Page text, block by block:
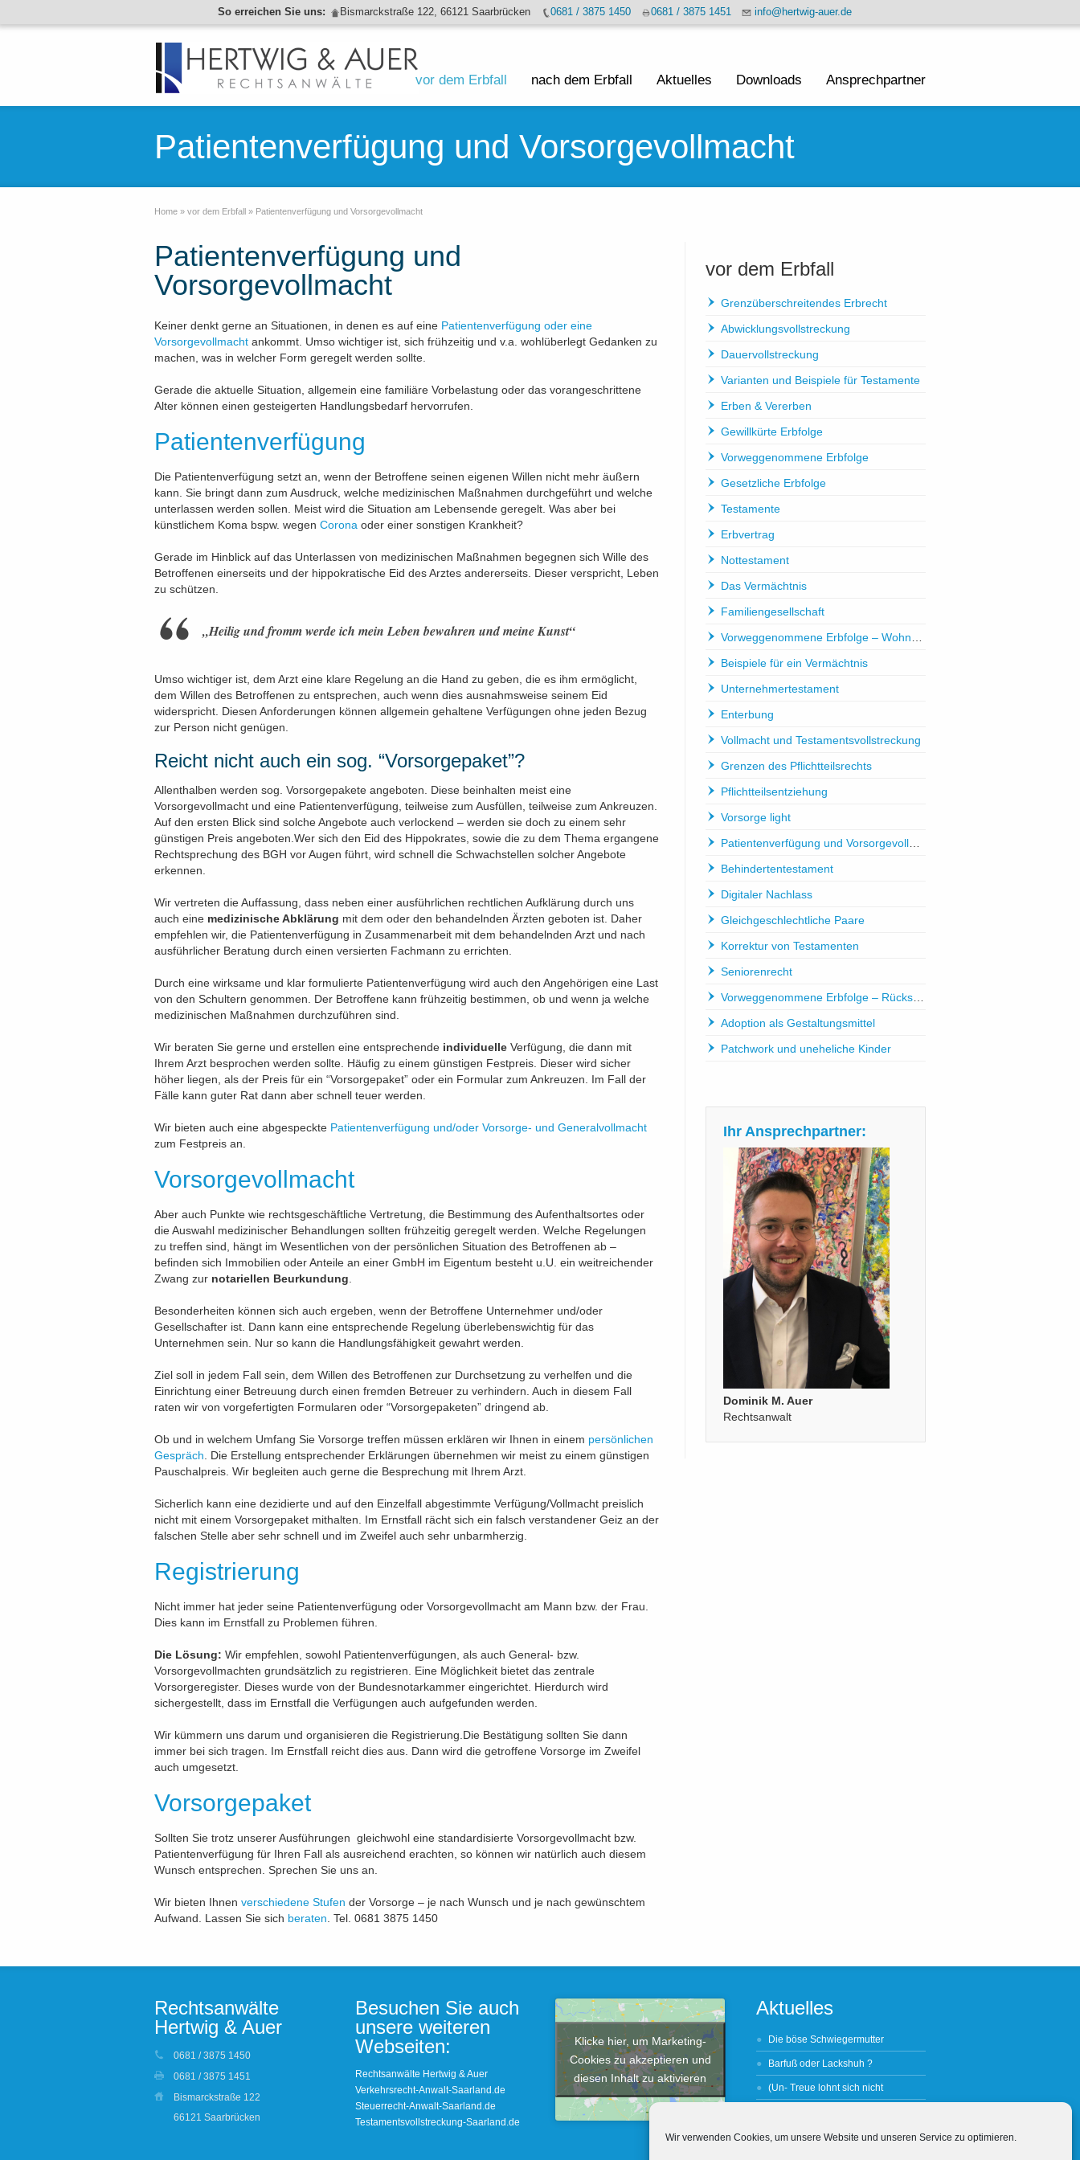
Wir verwenden Cookies, um unsere Website und unseren Service zu optimieren.
So erreichen Sie uns: Bismarckstraße 122, 66121 Saarbrücken 0681 / 3875 1450 0681 / 3875 1451 info@hertwig-auer.de
vor dem Erbfall nach dem Erbfall Aktuelles Downloads Ansprechpartner
Patientenverfügung und Vorsorgevollmacht
Home » vor dem Erbfall » Patientenverfügung und Vorsorgevollmacht
Patientenverfügung und
Vorsorgevollmacht
Keiner denkt gerne an Situationen, in denen es auf eine Patientenverfügung oder eine
Vorsorgevollmacht ankommt. Umso wichtiger ist, sich frühzeitig und v.a. wohlüberlegt Gedanken zu
machen, was in welcher Form geregelt werden sollte.
Gerade die aktuelle Situation, allgemein eine familiäre Vorbelastung oder das vorangeschrittene
Alter können einen gesteigerten Handlungsbedarf hervorrufen.
Patientenverfügung
Die Patientenverfügung setzt an, wenn der Betroffene seinen eigenen Willen nicht mehr äußern
kann. Sie bringt dann zum Ausdruck, welche medizinischen Maßnahmen durchgeführt und welche
unterlassen werden sollen. Meist wird die Situation am Lebensende geregelt. Was aber bei
künstlichem Koma bspw. wegen Corona oder einer sonstigen Krankheit?
Gerade im Hinblick auf das Unterlassen von medizinischen Maßnahmen begegnen sich Wille des
Betroffenen einerseits und der hippokratische Eid des Arztes andererseits. Dieser verspricht, Leben
zu schützen.
„Heilig und fromm werde ich mein Leben bewahren und meine Kunst“
Umso wichtiger ist, dem Arzt eine klare Regelung an die Hand zu geben, die es ihm ermöglicht,
dem Willen des Betroffenen zu entsprechen, auch wenn dies ausnahmsweise seinem Eid
widerspricht. Diesen Anforderungen können allgemein gehaltene Verfügungen ohne jeden Bezug
zur Person nicht genügen.
Reicht nicht auch ein sog. “Vorsorgepaket”?
Allenthalben werden sog. Vorsorgepakete angeboten. Diese beinhalten meist eine
Vorsorgevollmacht und eine Patientenverfügung, teilweise zum Ausfüllen, teilweise zum Ankreuzen.
Auf den ersten Blick sind solche Angebote auch verlockend – werden sie doch zu einem sehr
günstigen Preis angeboten.Wer sich den Eid des Hippokrates, sowie die zu dem Thema ergangene
Rechtsprechung des BGH vor Augen führt, wird schnell die Schwachstellen solcher Angebote
erkennen.
Wir vertreten die Auffassung, dass neben einer ausführlichen rechtlichen Aufklärung durch uns
auch eine medizinische Abklärung mit dem oder den behandelnden Ärzten geboten ist. Daher
empfehlen wir, die Patientenverfügung in Zusammenarbeit mit dem behandelnden Arzt und nach
ausführlicher Beratung durch einen versierten Fachmann zu errichten.
Durch eine wirksame und klar formulierte Patientenverfügung wird auch den Angehörigen eine Last
von den Schultern genommen. Der Betroffene kann frühzeitig bestimmen, ob und wenn ja welche
medizinischen Maßnahmen durchzuführen sind.
Wir beraten Sie gerne und erstellen eine entsprechende individuelle Verfügung, die dann mit
Ihrem Arzt besprochen werden sollte. Häufig zu einem günstigen Festpreis. Dieser wird sicher
höher liegen, als der Preis für ein “Vorsorgepaket” oder ein Formular zum Ankreuzen. Im Fall der
Fälle kann guter Rat dann aber schnell teuer werden.
Wir bieten auch eine abgespeckte Patientenverfügung und/oder Vorsorge- und Generalvollmacht
zum Festpreis an.
Vorsorgevollmacht
Aber auch Punkte wie rechtsgeschäftliche Vertretung, die Bestimmung des Aufenthaltsortes oder
die Auswahl medizinischer Behandlungen sollten frühzeitig geregelt werden. Welche Regelungen
zu treffen sind, hängt im Wesentlichen von der persönlichen Situation des Betroffenen ab –
befinden sich Immobilien oder Anteile an einer GmbH im Eigentum besteht u.U. ein weitreichender
Zwang zur notariellen Beurkundung
Besonderheiten können sich auch ergeben, wenn der Betroffene Unternehmer und/oder
Gesellschafter ist. Dann kann eine entsprechende Regelung überlebenswichtig für das
Unternehmen sein. Nur so kann die Handlungsfähigkeit gewahrt werden.
Ziel soll in jedem Fall sein, dem Willen des Betroffenen zur Durchsetzung zu verhelfen und die
Einrichtung einer Betreuung durch einen fremden Betreuer zu verhindern. Auch in diesem Fall
raten wir von vorgefertigten Formularen oder “Vorsorgepaketen” dringend ab.
Ob und in welchem Umfang Sie Vorsorge treffen müssen erklären wir Ihnen in einem persönlichen
Gespräch . Die Erstellung entsprechender Erklärungen übernehmen wir meist zu einem günstigen
Pauschalpreis. Wir begleiten auch gerne die Besprechung mit Ihrem Arzt.
Sicherlich kann eine dezidierte und auf den Einzelfall abgestimmte Verfügung/Vollmacht preislich
nicht mit einem Vorsorgepaket mithalten. Im Ernstfall rächt sich ein falsch verstandener Geiz an der
falschen Stelle aber sehr schnell und im Zweifel auch sehr unbarmherzig.
Registrierung
Nicht immer hat jeder seine Patientenverfügung oder Vorsorgevollmacht am Mann bzw. der Frau.
Dies kann im Ernstfall zu Problemen führen.
Die Lösung: Wir empfehlen, sowohl Patientenverfügungen, als auch General- bzw.
Vorsorgevollmachten grundsätzlich zu registrieren. Eine Möglichkeit bietet das zentrale
Vorsorgeregister. Dieses wurde von der Bundesnotarkammer eingerichtet. Hierdurch wird
sichergestellt, dass im Ernstfall die Verfügungen auch aufgefunden werden.
Wir kümmern uns darum und organisieren die Registrierung.Die Bestätigung sollten Sie dann
immer bei sich tragen. Im Ernstfall reicht dies aus. Dann wird die getroffene Vorsorge im Zweifel
auch umgesetzt.
Vorsorgepaket
Sollten Sie trotz unserer Ausführungen gleichwohl eine standardisierte Vorsorgevollmacht bzw.
Patientenverfügung für Ihren Fall als ausreichend erachten, so können wir natürlich auch diesem
Wunsch entsprechen. Sprechen Sie uns an.
Wir bieten Ihnen verschiedene Stufen der Vorsorge – je nach Wunsch und je nach gewünschtem
Aufwand. Lassen Sie sich beraten . Tel. 0681 3875 1450
vor dem Erbfall
Grenzüberschreitendes Erbrecht
Abwicklungsvollstreckung
Dauervollstreckung
Varianten und Beispiele für Testamente
Erben & Vererben
Gewillkürte Erbfolge
Vorweggenommene Erbfolge
Gesetzliche Erbfolge
Testamente
Erbvertrag
Nottestament
Das Vermächtnis
Familiengesellschaft
Vorweggenommene Erbfolge – Wohnrecht / Nießbrauch
Beispiele für ein Vermächtnis
Unternehmertestament
Enterbung
Vollmacht und Testamentsvollstreckung
Grenzen des Pflichtteilsrechts
Pflichtteilsentziehung
Vorsorge light
Patientenverfügung und Vorsorgevollmacht
Behindertentestament
Digitaler Nachlass
Gleichgeschlechtliche Paare
Korrektur von Testamenten
Seniorenrecht
Vorweggenommene Erbfolge – Rückschenkung
Adoption als Gestaltungsmittel
Patchwork und uneheliche Kinder
Ihr Ansprechpartner:
Dominik M. Auer
Rechtsanwalt
Rechtsanwälte
Hertwig & Auer
0681 / 3875 1450
0681 / 3875 1451
Bismarckstraße 122
66121 Saarbrücken
Besuchen Sie auch
unsere weiteren
Webseiten:
Rechtsanwälte Hertwig & Auer
Verkehrsrecht-Anwalt-Saarland.de
Steuerrecht-Anwalt-Saarland.de
Testamentsvollstreckung-Saarland.de
Klicke hier, um Marketing-
Cookies zu akzeptieren und
diesen Inhalt zu aktivieren
Aktuelles
Die böse Schwiegermutter
Barfuß oder Lackshuh ?
(Un- Treue lohnt sich nicht
Wein, Weib & Worschd